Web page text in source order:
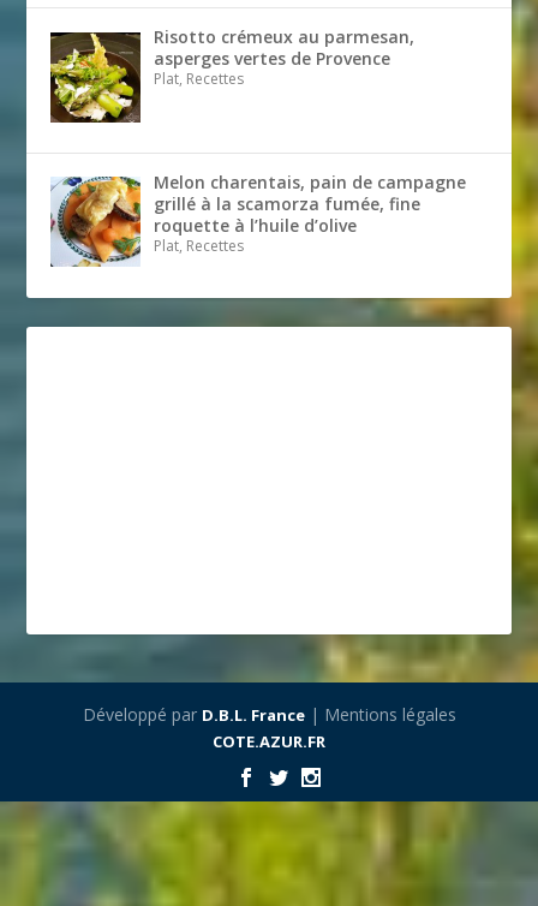
Risotto crémeux au parmesan,
asperges vertes de Provence
Plat, Recettes
Melon charentais, pain de campagne
grillé à la scamorza fumée, fine
roquette à l’huile d’olive
Plat, Recettes
Développé par D.B.L. France| Mentions légales
COTE.AZUR.FR